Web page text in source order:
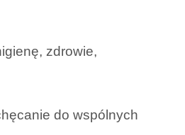
zdrowie,
do wspólnych